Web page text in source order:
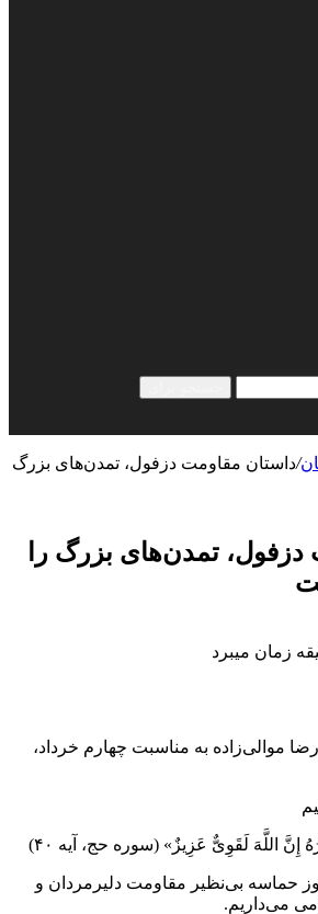
/داستان مقاومت دزفول، تمدن‌های بزرگ
تمدن‌های بزرگ را
موالی‌زاده به مناسبت چهارم خرداد،
اللَّهَ لَقَوِیٌّ عَزِیزٌ» (سوره حج، آیه ۴۰)
حماسه بی‌نظیر مقاومت دلیرمردان و
می‌داریم.